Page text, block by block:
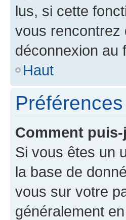
lus, si cette
vous rencontrez
déconnexion au
Haut
Comment
Si vous êtes un
la base de
vous sur votre
généralement